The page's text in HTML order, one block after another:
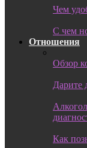
Чем
С чем
Отношения
Обзор
Дарите
Как